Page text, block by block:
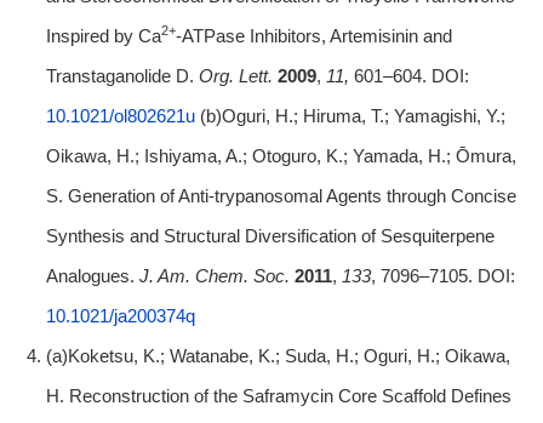
Inspired by Ca2+-ATPase Inhibitors, Artemisinin and
Transtaganolide D. Org. Lett. 2009, 11, 601–604. DOI:
10.1021/ol802621u(b)Oguri, H.; Hiruma, T.; Yamagishi, Y.;
Oikawa, H.; Ishiyama, A.; Otoguro, K.; Yamada, H.; Ōmura,
S. Generation of Anti-trypanosomal Agents through Concise
Synthesis and Structural Diversification of Sesquiterpene
Analogues. J. Am. Chem. Soc. 2011, 133, 7096–7105. DOI:
10.1021/ja200374q
(a)Koketsu, K.; Watanabe, K.; Suda, H.; Oguri, H.; Oikawa,
H. Reconstruction of the Saframycin Core Scaffold Defines